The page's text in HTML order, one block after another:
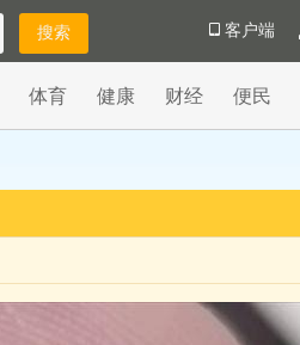
客户端
体育 健康 财经 便民